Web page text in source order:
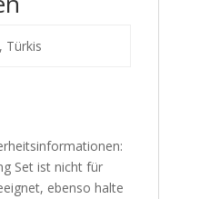
Türkis
Set ist nicht für
ebenso halte